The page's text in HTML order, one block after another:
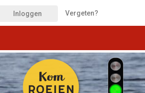
Inloggen Vergeten?